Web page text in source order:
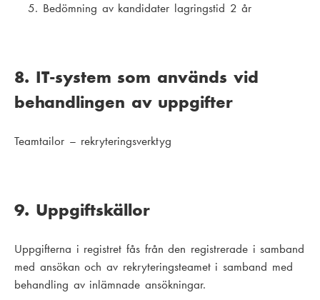
Bedömning av kandidater lagringstid 2 år
8. IT-system som används vid
behandlingen av uppgifter
Teamtailor – rekryteringsverktyg
9. Uppgiftskällor
Uppgifterna i registret fås från den registrerade i samband
med ansökan och av rekryteringsteamet i samband med
behandling av inlämnade ansökningar.